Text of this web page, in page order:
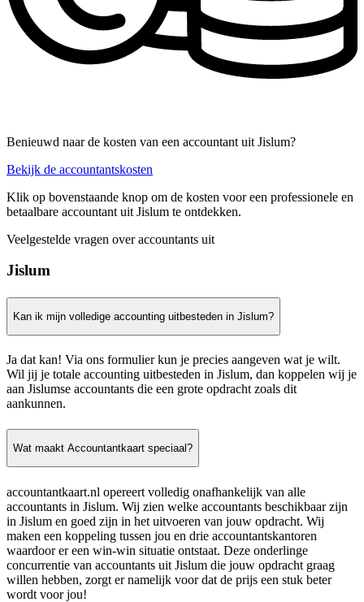
Benieuwd naar de kosten van een accountant uit Jislum?
Bekijk de accountantskosten
Klik op bovenstaande knop om de kosten voor een professionele en
betaalbare accountant uit Jislum te ontdekken.
Veelgestelde vragen over accountants uit
Jislum
Kan ik mijn volledige accounting uitbesteden in Jislum?
Ja dat kan! Via ons formulier kun je precies aangeven wat je wilt.
Wil jij je totale accounting uitbesteden in Jislum, dan koppelen wij je
aan Jislumse accountants die een grote opdracht zoals dit
aankunnen.
Wat maakt Accountantkaart speciaal?
accountantkaart.nl opereert volledig onafhankelijk van alle
accountants in Jislum. Wij zien welke accountants beschikbaar zijn
in Jislum en goed zijn in het uitvoeren van jouw opdracht. Wij
maken een koppeling tussen jou en drie accountantskantoren
waardoor er een win-win situatie ontstaat. Deze onderlinge
concurrentie van accountants uit Jislum die jouw opdracht graag
willen hebben, zorgt er namelijk voor dat de prijs een stuk beter
wordt voor jou!